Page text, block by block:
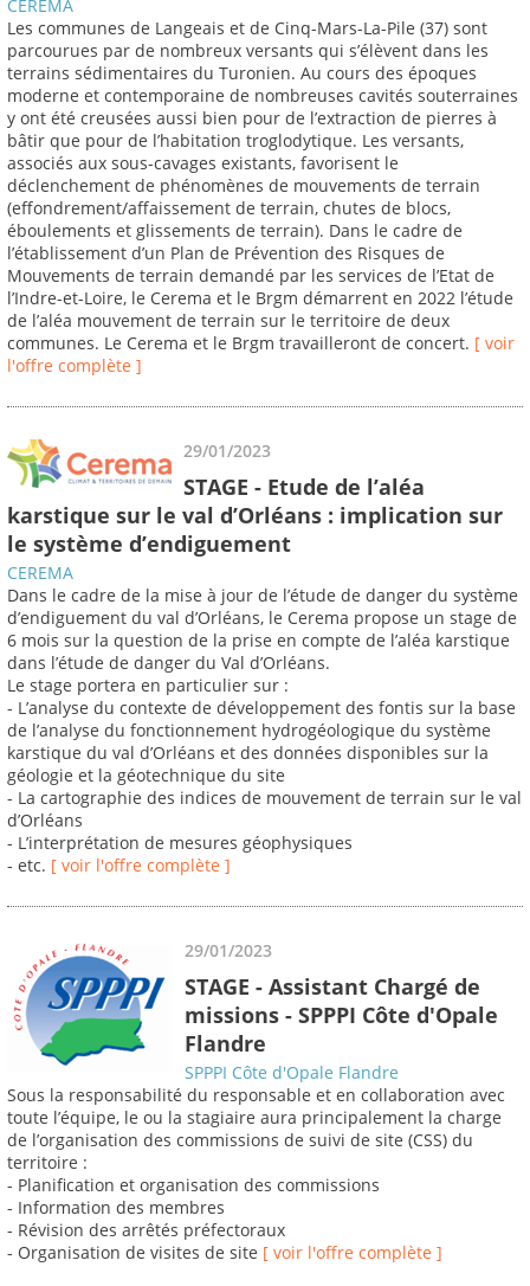
CEREMA
Les communes de Langeais et de Cinq-Mars-La-Pile (37) sont
parcourues par de nombreux versants qui s’élèvent dans les
terrains sédimentaires du Turonien. Au cours des époques
moderne et contemporaine de nombreuses cavités souterraines
y ont été creusées aussi bien pour de l’extraction de pierres à
bâtir que pour de l’habitation troglodytique. Les versants,
associés aux sous-cavages existants, favorisent le
déclenchement de phénomènes de mouvements de terrain
(effondrement/affaissement de terrain, chutes de blocs,
éboulements et glissements de terrain). Dans le cadre de
l’établissement d’un Plan de Prévention des Risques de
Mouvements de terrain demandé par les services de l’Etat de
l’Indre-et-Loire, le Cerema et le Brgm démarrent en 2022 l’étude
de l’aléa mouvement de terrain sur le territoire de deux
communes. Le Cerema et le Brgm travailleront de concert. [ voir
l'offre complète ]
29/01/2023
STAGE - Etude de l’aléa
karstique sur le val d’Orléans : implication sur
le système d’endiguement
CEREMA
Dans le cadre de la mise à jour de l’étude de danger du système
d’endiguement du val d’Orléans, le Cerema propose un stage de
6 mois sur la question de la prise en compte de l’aléa karstique
dans l’étude de danger du Val d’Orléans.
Le stage portera en particulier sur :
- L’analyse du contexte de développement des fontis sur la base
de l’analyse du fonctionnement hydrogéologique du système
karstique du val d’Orléans et des données disponibles sur la
géologie et la géotechnique du site
- La cartographie des indices de mouvement de terrain sur le val
d’Orléans
- L’interprétation de mesures géophysiques
- etc. [ voir l'offre complète ]
29/01/2023
STAGE - Assistant Chargé de
missions - SPPPI Côte d'Opale
Flandre
SPPPI Côte d'Opale Flandre
Sous la responsabilité du responsable et en collaboration avec
toute l’équipe, le ou la stagiaire aura principalement la charge
de l’organisation des commissions de suivi de site (CSS) du
territoire :
- Planification et organisation des commissions
- Information des membres
- Révision des arrêtés préfectoraux
- Organisation de visites de site [ voir l'offre complète ]